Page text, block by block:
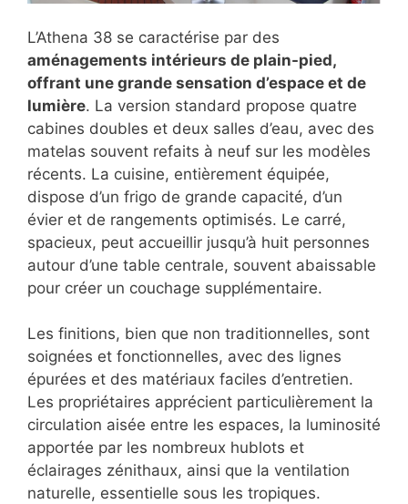
L’Athena 38 se caractérise par des
aménagements intérieurs de plain-pied,
offrant une grande sensation d’espace et de
lumière. La version standard propose quatre
cabines doubles et deux salles d’eau, avec des
matelas souvent refaits à neuf sur les modèles
récents. La cuisine, entièrement équipée,
dispose d’un frigo de grande capacité, d’un
évier et de rangements optimisés. Le carré,
spacieux, peut accueillir jusqu’à huit personnes
autour d’une table centrale, souvent abaissable
pour créer un couchage supplémentaire.
Les finitions, bien que non traditionnelles, sont
soignées et fonctionnelles, avec des lignes
épurées et des matériaux faciles d’entretien.
Les propriétaires apprécient particulièrement la
circulation aisée entre les espaces, la luminosité
apportée par les nombreux hublots et
éclairages zénithaux, ainsi que la ventilation
naturelle, essentielle sous les tropiques.